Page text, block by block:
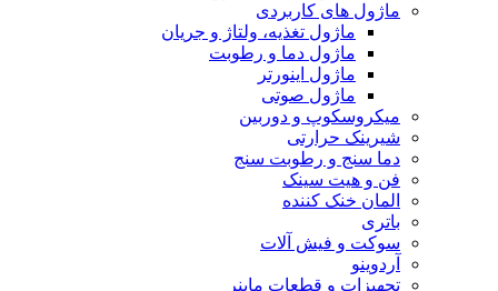
ماژول های کاربردی
ماژول تغذیه، ولتاژ و جریان
ماژول دما و رطوبت
ماژول اینورتر
ماژول صوتی
میکروسکوپ و دوربین
شیرینک حرارتی
دما سنج و رطوبت سنج
فن و هیت سینک
المان خنک کننده
باتری
سوکت و فیش آلات
آردوینو
تجهیزات و قطعات ماینر